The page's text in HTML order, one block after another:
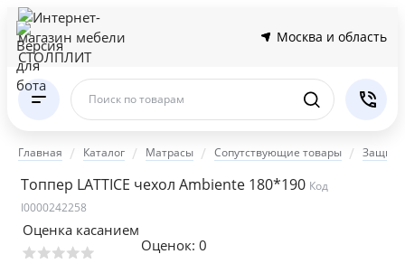
Москва и область
Поиск по товарам
Главная Каталог Матрасы Сопутствующие товары
Топпер LATTICE чехол Ambiente 180*190 Код
I0000242258
Оценка касанием
Оценок: 0